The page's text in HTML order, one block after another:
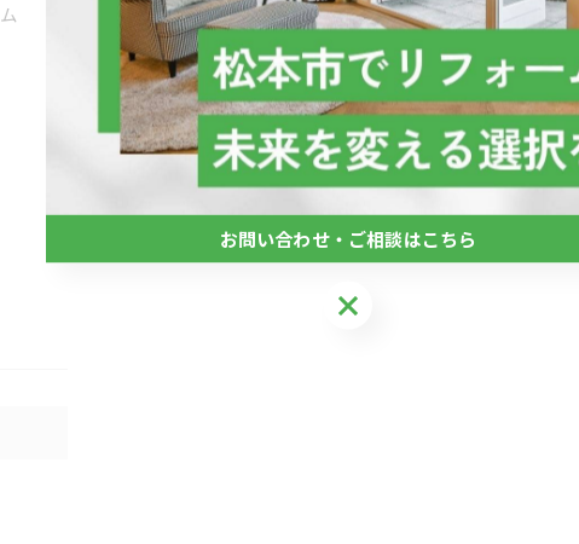
お問い合わせ・ご相談はこちら
お問い合わせ・ご相談はこちら